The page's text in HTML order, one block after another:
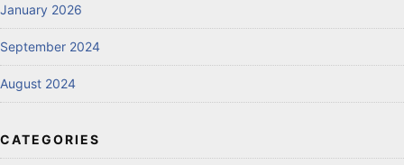
January 2026
September 2024
August 2024
CATEGORIES